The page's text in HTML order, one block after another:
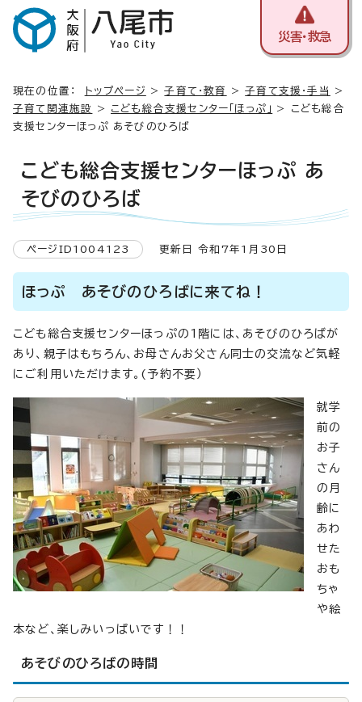
災害・救急
現在の位置： トップページ >子育て・教育 >子育て支援・手当
>
子育て関連施設
> こども総合支援センター「ほっぷ」
> こども総合
支援センターほっぷ あそびのひろば
こども総合支援センターほっぷ あ
そびのひろば
ページID1004123 更新日 令和7年1月30日
ほっぷ あそびのひろばに来てね！
こども総合支援センターほっぷの1階には、あそびのひろばが
あり、親子はもちろん、お母さんお父さん同士の交流など気軽
にご利用いただけます。(予約不要）
就学
前の
お子
さん
の月
齢に
あわ
せた
おも
ちゃ
や絵
本など、楽しみいっぱいです！！
あそびのひろばの時間